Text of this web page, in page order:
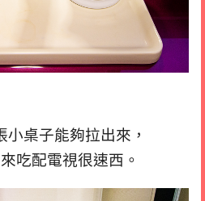
小桌子能夠拉出來，
吃配電視很速西。